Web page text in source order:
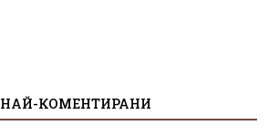
НАЙ-КОМЕНТИРАНИ